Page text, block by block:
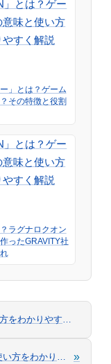
ー」とは？ゲーム
その特徴と役割
ラグナロクオン
ったGRAVITY社
「PvP」とは？ゲーム用語の意味と使い方をわかりやすく解説
「ワンパン」とは？ゲーム用語の意味と使い方をわかりやすく解説 »